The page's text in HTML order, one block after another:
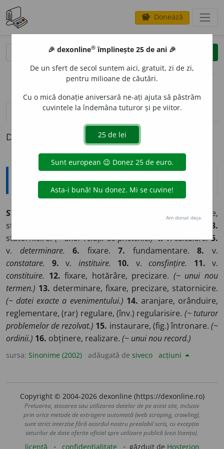
savings Donează
clear
opțiuni
definiții (1) pronunțievolume_up (16)
Definiția cu ID-ul 211188:
Sinonime
STABIL
așezare, fixare, instalare, oprire,
statornicire.
3.
statornicire.(~ unor relații de prietenie.) 4.v.calculare. 5.
v. determinare. 6. fixare.7. fundamentare.8. v.
constatare.
9. v. instituire. 10. v. consfințire. 11. v.
constituire. 12. fixare, hotărâre, precizare. (~ unui nou
termen.) 13. determinare, fixare, precizare, statornicire.
(~ datei exacte a evenimentului.) 14. aranjare, orânduire,
reglementare, (rar) regulare, (înv.) regularisire. (~ tuturor
problemelor de rezolvat.) 15. instaurare, (fig.) întronare.(~
ordinii.) 16. obținere, realizare. (~ unui nou record.)
sursa: Sinonime (2002) adăugată de siveco acțiuni
Copyright © 2004-2026 dexonline (https://dexonline.ro)
Preluarea, stocarea sau utilizarea datelor de pe acest site, inclusiv
prin orice metode de extragere automată (web scraping, crawling),
sunt strict interzise fără acordul nostru prealabil scris, cu excepția
seturilor de date oferite oficial spre utilizare publică (vezi licența).
licență confidențialitate găzduit de Hosterion
🎉 dexonline® împlinește 25 de ani 🎉
De un sfert de secol suntem aici, gratuit, zi de zi,
pentru milioane de căutări.
Cu o mică donație aniversară ne-ați ajuta să păstrăm
cuvintele la îndemâna tuturor și pe viitor.
Am donat deja.